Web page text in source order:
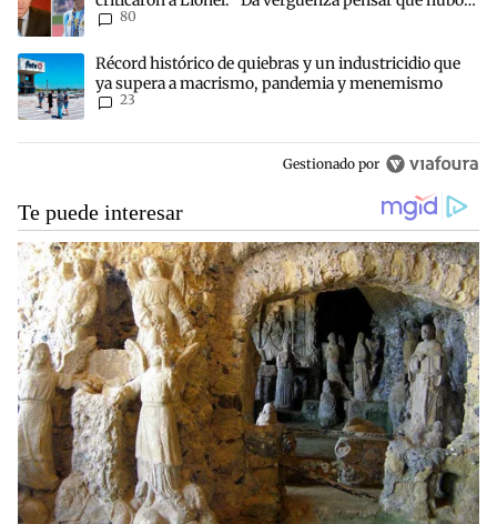
anti-Messi”
80
Un artículo de tendencia con el título "Récord histórico de
Récord histórico de quiebras y un industricidio que
ya supera a macrismo, pandemia y menemismo
23
Gestionado por